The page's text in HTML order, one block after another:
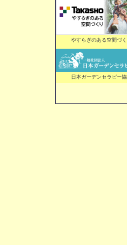
やすらぎのある空間づく
日本ガーデンセラピー